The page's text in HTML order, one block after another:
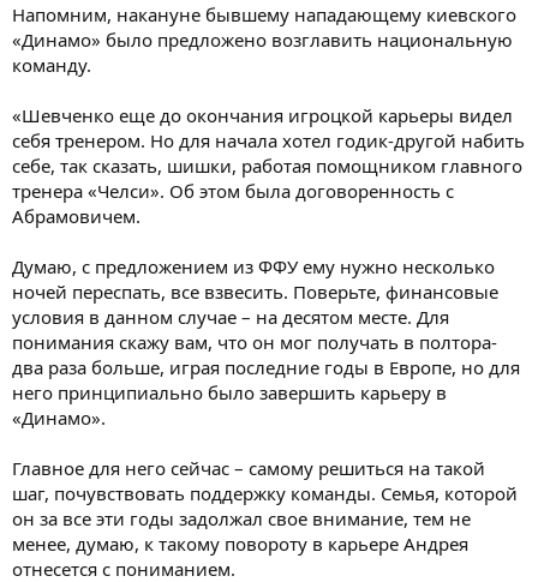
Напомним, накануне бывшему нападающему киевского
«Динамо» было предложено возглавить национальную
команду.
«Шевченко еще до окончания игроцкой карьеры видел
себя тренером. Но для начала хотел годик-другой набить
себе, так сказать, шишки, работая помощником главного
тренера «Челси». Об этом была договоренность с
Абрамовичем.
Думаю, с предложением из ФФУ ему нужно несколько
ночей переспать, все взвесить. Поверьте, финансовые
условия в данном случае – на десятом месте. Для
понимания скажу вам, что он мог получать в полтора-
два раза больше, играя последние годы в Европе, но для
него принципиально было завершить карьеру в
«Динамо».
Главное для него сейчас – самому решиться на такой
шаг, почувствовать поддержку команды. Семья, которой
он за все эти годы задолжал свое внимание, тем не
менее, думаю, к такому повороту в карьере Андрея
отнесется с пониманием.